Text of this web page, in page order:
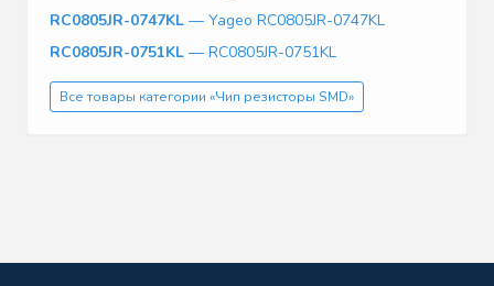
RC0805JR-0747KL — Yageo RC0805JR-0747KL
RC0805JR-0751KL — RC0805JR-0751KL
Все товары категории «Чип резисторы SMD»